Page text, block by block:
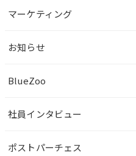
マーケティング
お知らせ
BlueZoo
社員インタビュー
ポストパーチェス